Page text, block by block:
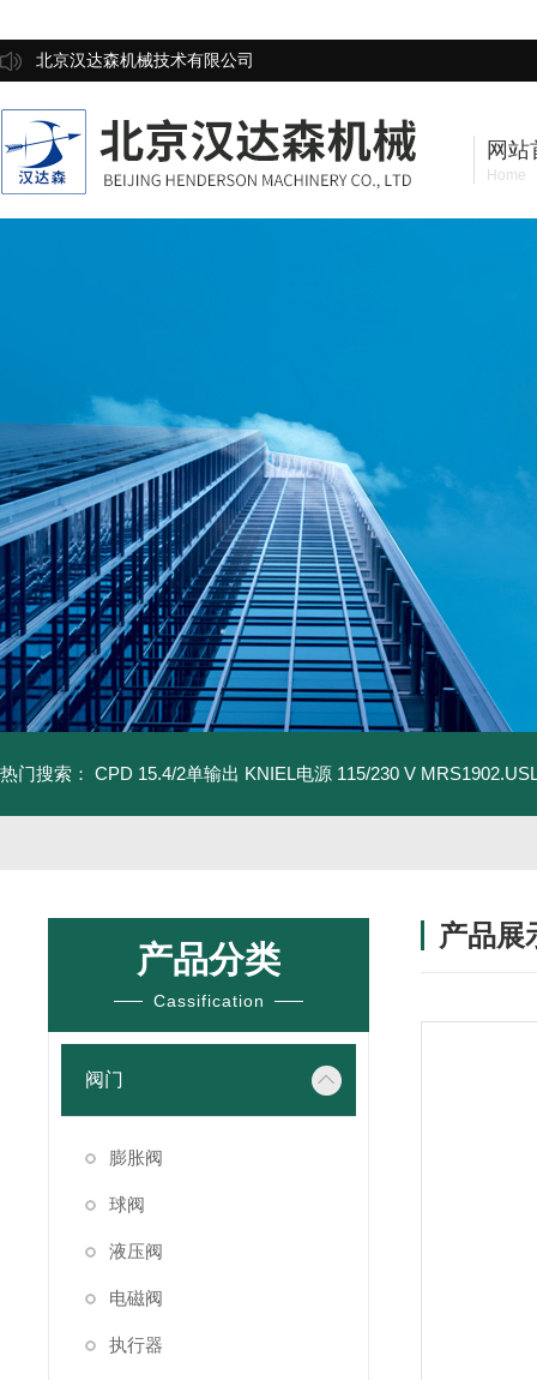
北京汉达森机械技术有限公司
网站
Home
热门搜索： CPD 15.4/2单输出 KNIEL电源 115/230 V
产品分类
Cassification
阀门
膨胀阀
球阀
液压阀
电磁阀
执行器
产品展